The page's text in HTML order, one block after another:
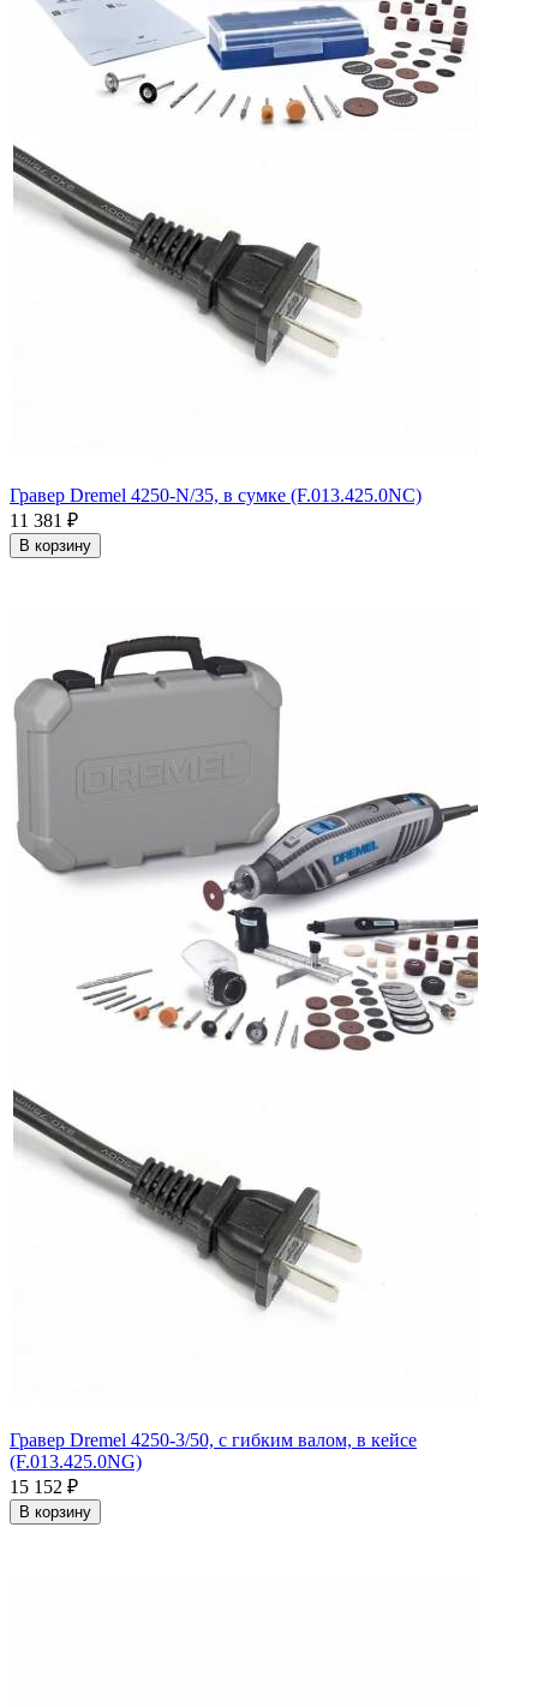
Гравер Dremel 4250-N/35, в сумке (F.013.425.0NC)
11 381
₽
В корзину
Гравер Dremel 4250-3/50, с гибким валом, в кейсе
(F.013.425.0NG)
15 152 ₽
В корзину